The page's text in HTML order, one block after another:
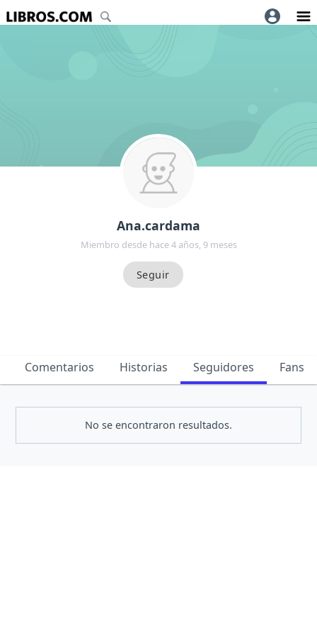
Ana.cardama
Miembro desde hace 4 años, 9 meses
Comentarios Historias Seguidores Fans
No se encontraron resultados.